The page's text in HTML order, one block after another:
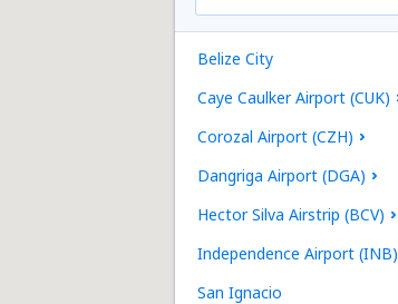
Belize City
Caye Caulker Airport (CUK)
Corozal Airport (CZH)
Dangriga Airport (DGA)
Hector Silva Airstrip (BCV)
Independence Airport (INB)
San Ignacio